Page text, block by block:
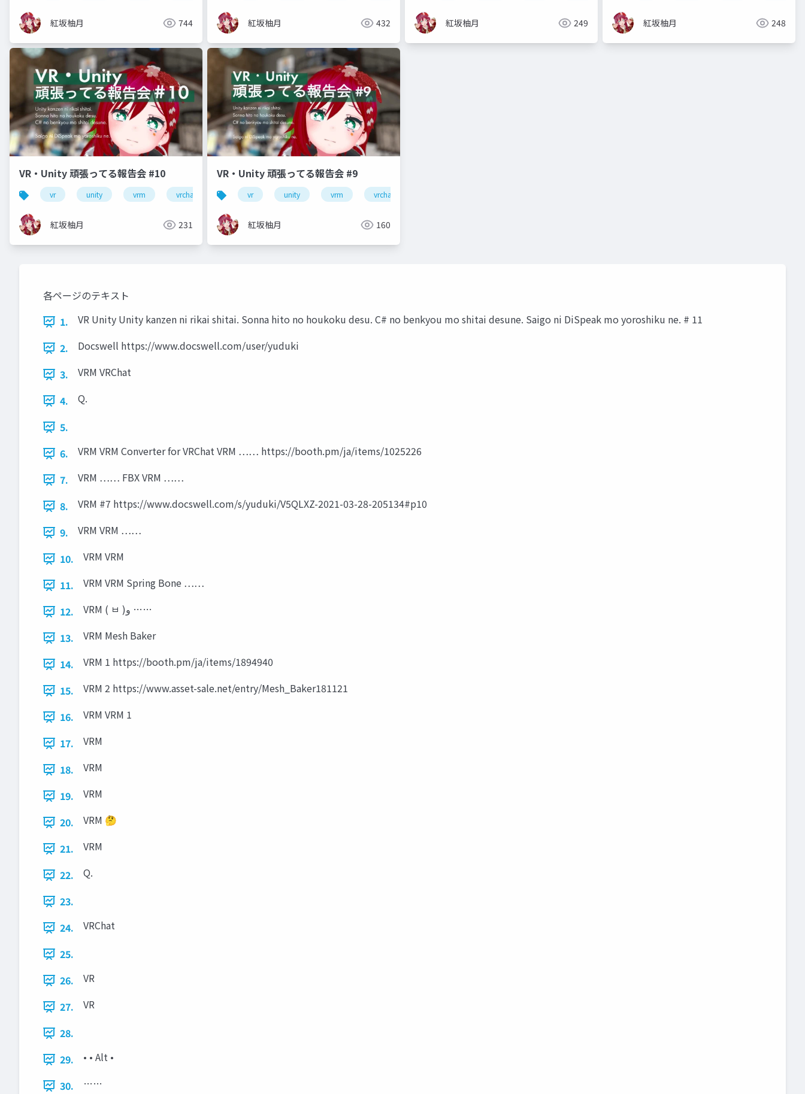
紅坂柚月 744 紅坂柚月 432 紅坂柚月 249 紅坂柚月 248
VR・Unity 頑張ってる報告会 #10
vr unity vrm vrchat 初心者
紅坂柚月 231
VR・Unity 頑張ってる報告会 #9
vr unity vrm vrchat
紅坂柚月 160
各ページのテキスト
1.
VR Unity Unity kanzen ni rikai shitai. Sonna hito no houkoku desu. C# no benkyou mo shitai desune. Saigo ni DiSpeak mo yoroshiku ne. # 11
2.
Docswell https://www.docswell.com/user/yuduki
3.
VRM VRChat
4.
Q.
5.
6.
VRM VRM Converter for VRChat VRM …… https://booth.pm/ja/items/1025226
7.
VRM …… FBX VRM ……
8.
VRM #7 https://www.docswell.com/s/yuduki/V5QLXZ-2021-03-28-205134#p10
9.
VRM VRM ……
10.
VRM VRM
11.
VRM VRM Spring Bone ……
12.
VRM ( ㅂ )‫و‬ ……
13.
VRM Mesh Baker
14.
VRM 1 https://booth.pm/ja/items/1894940
15.
VRM 2 https://www.asset-sale.net/entry/Mesh_Baker181121
16.
VRM VRM 1
17.
VRM
18.
VRM
19.
VRM
20.
VRM 🤔
21.
VRM
22.
Q.
23.
24.
VRChat
25.
26.
VR
27.
VR
28.
29.
• • Alt •
30.
……